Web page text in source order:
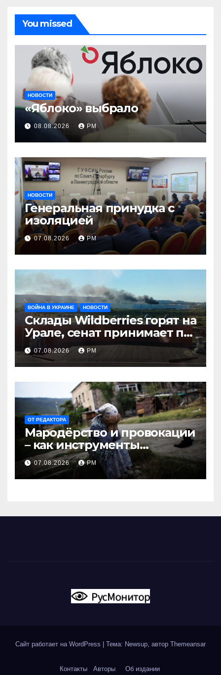
You missed
НОВОСТИ
«Яблоко» выбрало
08.08.2026 РМ
НОВОСТИ
Генеральная принудка с
изоляцией
07.08.2026 РМ
ВОЙНА В УКРАИНЕ НОВОСТИ
Склады Wildberries горят на
Урале, сенат принимает по
Грэму закон
07.08.2026 РМ
ОТ РЕДАКТОРА
Мародёрство и провокации
– как инструменты
современной политики
России
07.08.2026 РМ
Сайт работает на WordPress Тема: Newsup, автор Themeansar
Контакты Авторы Об издании